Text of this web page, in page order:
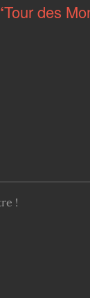
Tour des
!